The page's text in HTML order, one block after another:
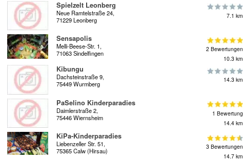
Spielzelt Leonberg
Neue Ramtelstraße 24,
71229 Leonberg
7.1 km
Sensapolis
Melli-Beese-Str. 1,
71063 Sindelfingen
2 Bewertungen
10.3 km
Kibungu
Dachsteinstraße 9,
75449 Wurmberg
14.3 km
PaSelino Kinderparadies
Daimlerstraße 2,
75446 Wiernsheim
1 Bewertung
14.4 km
KiPa-Kinderparadies
Liebenzeller Str. 51,
75365 Calw (Hirsau)
3 Bewertungen
14.7 km